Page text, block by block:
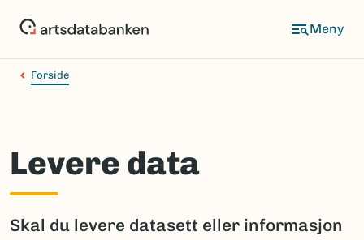
Forside
Levere data
Skal du levere datasett eller informasjon